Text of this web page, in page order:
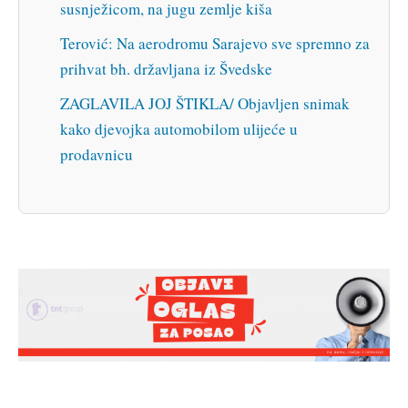
susnježicom, na jugu zemlje kiša
Terović: Na aerodromu Sarajevo sve spremno za
prihvat bh. državljana iz Švedske
ZAGLAVILA JOJ ŠTIKLA/ Objavljen snimak
kako djevojka automobilom ulijeće u
prodavnicu